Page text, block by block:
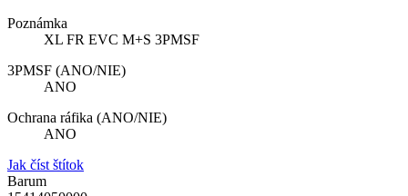
Poznámka
XL FR EVC M+S 3PMSF
3PMSF (ANO/NIE)
ANO
Ochrana ráfika (ANO/NIE)
ANO
Jak číst štítok
Barum